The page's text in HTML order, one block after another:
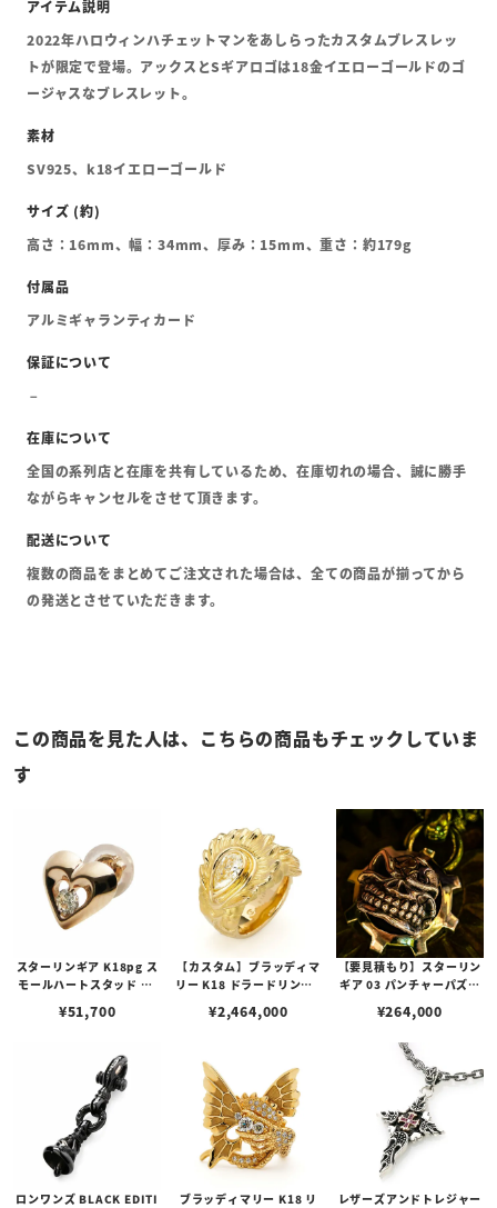
2022年ハロウィンハチェットマンをあしらったカスタムブレスレッ
トが限定で登場。アックスとSギアロゴは18金イエローゴールドのゴ
ージャスなブレスレット。
SV925、k18イエローゴールド
高さ：16mm、幅：34mm、厚み：15mm、重さ：約179g
アルミギャランティカード
全国の系列店と在庫を共有しているため、在庫切れの場合、誠に勝手
ながらキャンセルをさせて頂きます。
複数の商品をまとめてご注文された場合は、全ての商品が揃ってから
の発送とさせていただきます。
この商品を見た人は、こちらの商品もチェックしていま
す
スターリンギア K18pg ス
モールハートスタッド w/
¥51,700
【カスタム】ブラッディマ
リー K18 ドラードリング -
【リングサイズ：17号】
¥2,464,000
【要見積もり】スターリン
ギア 03 パンチャーパズル
スペンダント w/1ポイント
ハンドテクスチャー
¥264,000
ロンワンズ BLACK EDITI ブラッディマリー K18 リ レザーズアンドトレジャー